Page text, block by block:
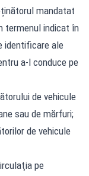
mandatat
termenul indicat în
identificare ale
a-l conduce pe
de vehicule
sau de mărfuri;
de vehicule
pe